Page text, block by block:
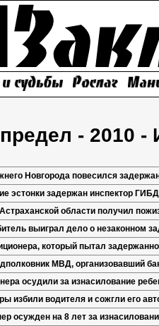
- 2010 -
Новгорода повесился
эстонки задержан инспектор
области получил
выиграл дело о незаконном
который пытал
МВД, организовавший
осудили за изнасилование
избили водителя и сожгли его
осужден на 8 лет за